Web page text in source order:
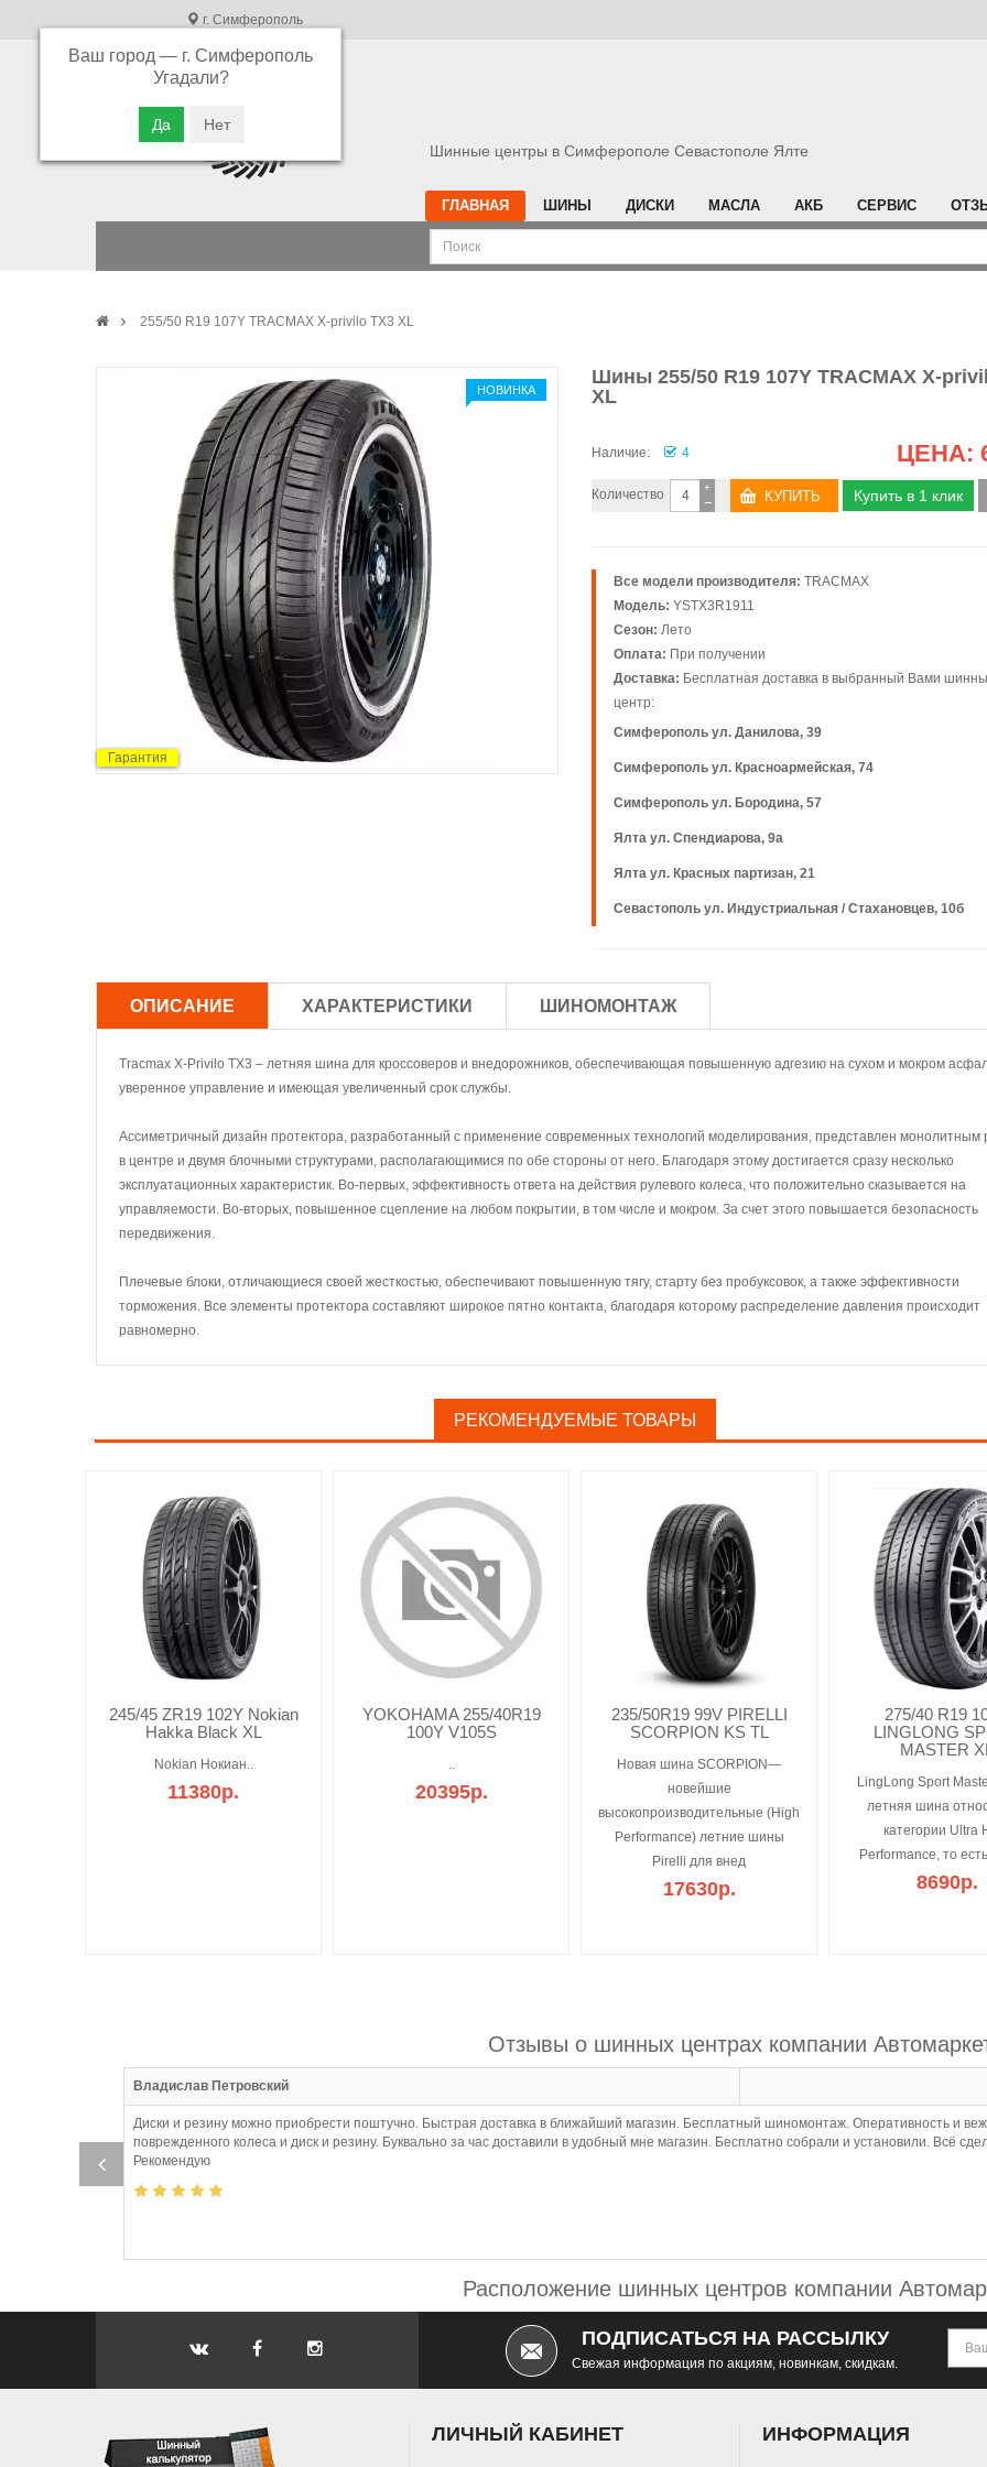
г. Симферополь
Ваш город — г. Симферополь
Угадали?
В связи с высокой загрузкой операторов
Приносим свои извинения
Шинные центры в Симферополе Севастополе Ялте
ГЛАВНАЯ ШИНЫ ДИСКИ МАСЛА АКБ СЕРВИС
255/50 R19 107Y TRACMAX X-privilo TX3 XL
Гарантия
НОВИНКА
Шины 255/50 R19 107Y TRACMAX X-
XL
Наличие: 4 ЦЕНА:
Количество −
+ Купить в 1 клик
Все модели производителя: TRACMAX
Модель: YSTX3R1911
Сезон: Лето
Оплата: При получении
Доставка: Бесплатная доставка в выбранный Вами
центр:
Симферополь ул. Данилова, 39
Симферополь ул. Красноармейская, 74
Симферополь ул. Бородина, 57
Ялта ул. Спендиарова, 9а
Ялта ул. Красных партизан, 21
Севастополь ул. Индустриальная / Стахановцев, 10б
ОПИСАНИЕ ХАРАКТЕРИСТИКИ ШИНОМОНТАЖ
Tracmax X-Privilo TX3 – летняя шина для кроссоверов и внедорожников, обеспечивающая повышенную адгезию на сухом и мокром
уверенное управление и имеющая увеличенный срок службы.
Ассиметричный дизайн протектора, разработанный с применение современных технологий моделирования, представлен монолитным
в центре и двумя блочными структурами, располагающимися по обе стороны от него. Благодаря этому достигается сразу несколько
эксплуатационных характеристик. Во-первых, эффективность ответа на действия рулевого колеса, что положительно сказывается на
управляемости. Во-вторых, повышенное сцепление на любом покрытии, в том числе и мокром. За счет этого повышается безопасность
передвижения.
Плечевые блоки, отличающиеся своей жесткостью, обеспечивают повышенную тягу, старту без пробуксовок, а также эффективности
торможения. Все элементы протектора составляют широкое пятно контакта, благодаря которому распределение давления происходит
равномерно.
РЕКОМЕНДУЕМЫЕ ТОВАРЫ
245/45 ZR19 102Y Nokian
Hakka Black XL
Nokian Нокиан..
11380р.
YOKOHAMA 255/40R19
100Y V105S
..
20395р.
235/50R19 99V PIRELLI
SCORPION KS TL
Новая шина SCORPION—
новейшие
высокопроизводительные (High
Performance) летние шины
Pirelli для внед
17630р.
275/40 R19
LINGLONG
MASTER XL
LingLong Sport
летняя шина
категории Ultra
Performance, то
8690р.
Отзывы о шинных центрах компании
Владислав Петровский
Диски и резину можно приобрести поштучно. Быстрая доставка в ближайший магазин. Бесплатный шиномонтаж. Оперативность и
поврежденного колеса и диск и резину. Буквально за час доставили в удобный мне магазин. Бесплатно собрали и установили. Всё
Рекомендую
Расположение шинных центров компании
ПОДПИСАТЬСЯ НА РАССЫЛКУ
Свежая информация по акциям, новинкам, скидкам.
ЛИЧНЫЙ КАБИНЕТ ИНФОРМАЦИЯ